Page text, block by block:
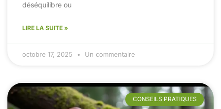
déséquilibre ou
LIRE LA SUITE »
octobre 17, 2025 Un commentaire
CONSEILS PRATIQUES